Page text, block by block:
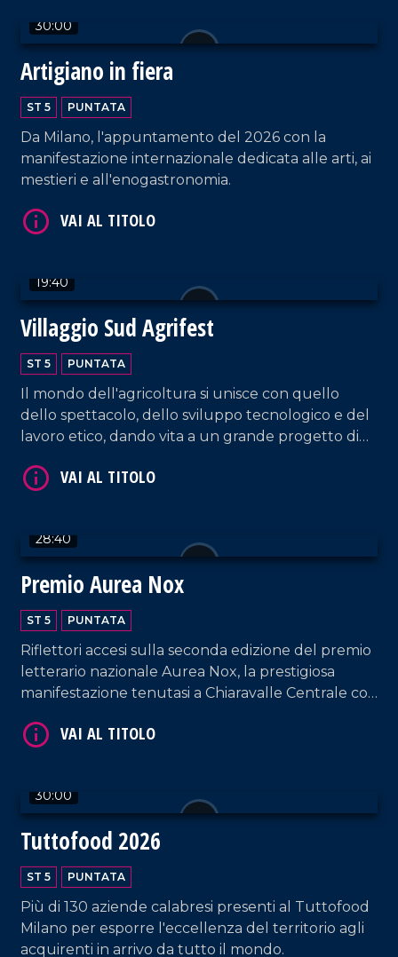
30:00
Artigiano in fiera
ST 5 PUNTATA
Da Milano, l'appuntamento del 2026 con la
manifestazione internazionale dedicata alle arti, ai
mestieri e all'enogastronomia.
19:40
Villaggio Sud Agrifest
ST 5 PUNTATA
Il mondo dell'agricoltura si unisce con quello
dello spettacolo, dello sviluppo tecnologico e del
lavoro etico, dando vita a un grande progetto di
28:40
Premio Aurea Nox
ST 5 PUNTATA
Riflettori accesi sulla seconda edizione del premio
letterario nazionale Aurea Nox, la prestigiosa
manifestazione tenutasi a Chiaravalle Centrale con
Consulta della Cultura.
30:00
Tuttofood 2026
ST 5 PUNTATA
Più di 130 aziende calabresi presenti al Tuttofood
Milano per esporre l'eccellenza del territorio agli
acquirenti in arrivo da tutto il mondo.
VAI AL TITOLO
VAI AL TITOLO
VAI AL TITOLO
VAI AL TITOLO
VAI AL TITOLO